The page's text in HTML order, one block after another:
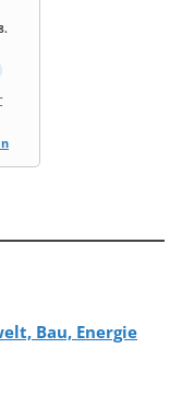
Bau, Ener­gie